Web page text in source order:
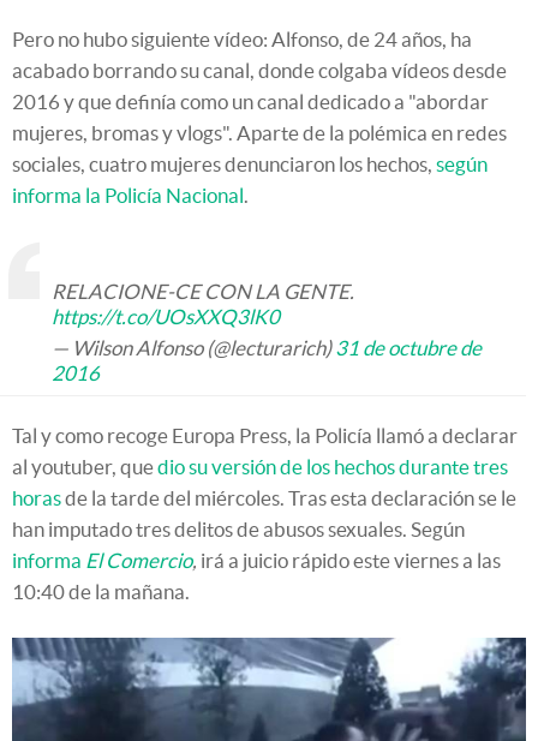
Pero no hubo siguiente vídeo: Alfonso, de 24 años, ha
acabado borrando su canal, donde colgaba vídeos desde
2016 y que definía como un canal dedicado a "abordar
mujeres, bromas y vlogs". Aparte de la polémica en redes
sociales, cuatro mujeres denunciaron los hechos, según
informa la Policía Nacional.
RELACIONE-CE CON LA GENTE.
https://t.co/UOsXXQ3lK0
— Wilson Alfonso (@lecturarich)31 de octubre de
2016
Tal y como recoge Europa Press, la Policía llamó a declarar
al youtuber, quedio su versión de los hechos durante tres
horasde la tarde del miércoles. Tras esta declaración se le
han imputado tres delitos de abusos sexuales. Según
informa El Comercio, irá a juicio rápido este viernes a las
10:40 de la mañana.